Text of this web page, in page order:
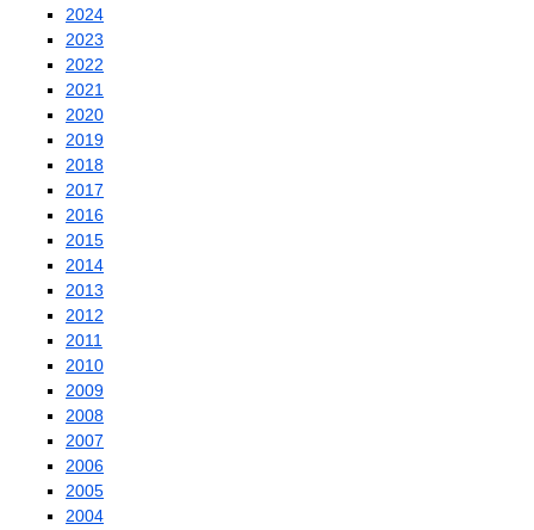
2024
2023
2022
2021
2020
2019
2018
2017
2016
2015
2014
2013
2012
2011
2010
2009
2008
2007
2006
2005
2004